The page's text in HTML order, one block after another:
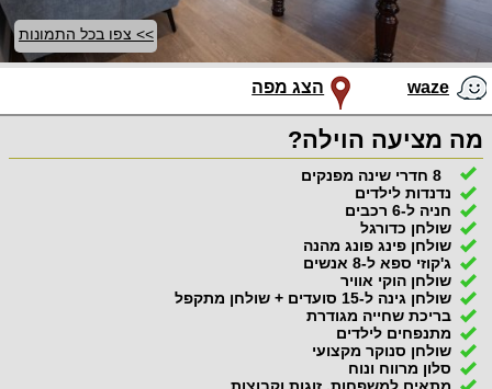
>> צפו בכל התמונות
waze הצג מפה
מה מציעה הוילה?
8 חדרי שינה מפנקים
נדנדות לילדים
חניה ל-6 רכבים
שולחן כדורגל
שולחן פינג פונג מהנה
ג'קוזי ספא ל-8 אנשים
שולחן הוקי אוויר
שולחן גינה ל-15 סועדים + שולחן מתקפל
בריכת שחייה מגודרת
מתנפחים לילדים
שולחן סנוקר מקצועי
סלון מרווח ונוח